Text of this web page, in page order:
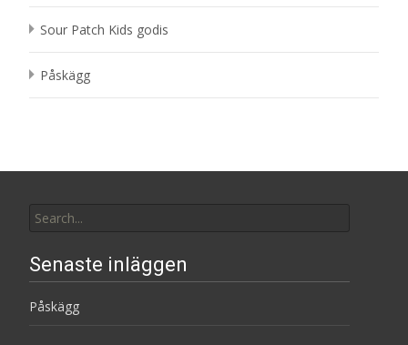
Sour Patch Kids godis
Påskägg
for:
Senaste inläggen
Påskägg